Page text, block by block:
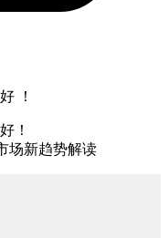
！
！
场新趋势解读